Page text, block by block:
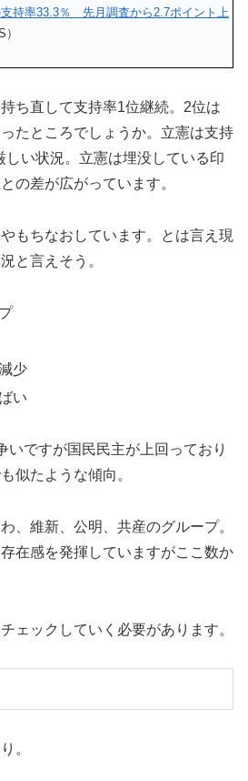
支持率33.3％ 先月調査から2.7ポイント上
）
ち直して支持率1位継続。2位は
たところでしょうか。立憲は支持
しい状況。立憲は埋没している印
の差が広がっています。
もちなおしています。とは言え現
と言えそう。
少
い
いですが国民民主が上回っており
似たような傾向。
、維新、公明、共産のグループ。
在感を発揮していますがここ数か
ェックしていく必要があります。
。